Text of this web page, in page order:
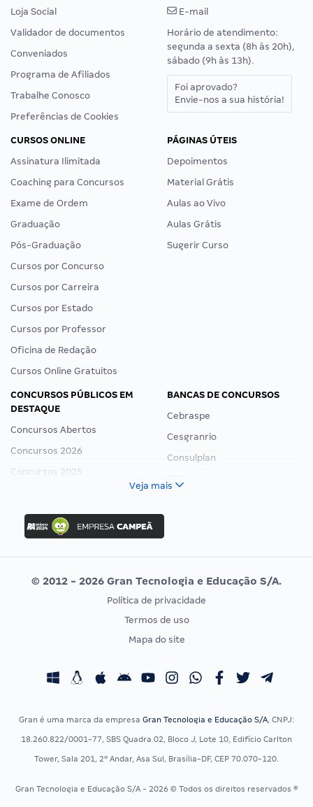
Loja Social
Validador de documentos
Conveniados
Programa de Afiliados
Trabalhe Conosco
Preferências de Cookies
E-mail
Horário de atendimento:
segunda a sexta (8h às 20h),
sábado (9h às 13h).
Foi aprovado?
Envie-nos a sua história!
CURSOS ONLINE
Assinatura Ilimitada
Coaching para Concursos
Exame de Ordem
Graduação
Pós-Graduação
Cursos por Concurso
Cursos por Carreira
Cursos por Estado
Cursos por Professor
Oficina de Redação
Cursos Online Gratuitos
PÁGINAS ÚTEIS
Depoimentos
Material Grátis
Aulas ao Vivo
Aulas Grátis
Sugerir Curso
CONCURSOS PÚBLICOS EM
DESTAQUE
Concursos Abertos
Concursos 2026
Concursos 2025
Concurso Nacional Unificado
Concurso Ibama
Concurso MPU
Editais publicados
BANCAS DE CONCURSOS
Cebraspe
Cesgranrio
Consulplan
Vunesp
CONCURSOS POR PROFISSÃO
Concursos Fiscais
Concursos Saúde
Residência Multiprofissional
EXAME DE ORDEM
Calendário OAB
Veja mais
© 2012 - 2026 Gran Tecnologia e Educação S/A.
Política de privacidade
Termos de uso
Mapa do site
Gran é uma marca da empresa Gran Tecnologia e Educação S/A, CNPJ:
18.260.822/0001-77, SBS Quadra 02, Bloco J, Lote 10, Edifício Carlton
Tower, Sala 201, 2º Andar, Asa Sul, Brasília-DF, CEP 70.070-120.
Gran Tecnologia e Educação S/A - 2026 © Todos os direitos reservados ®